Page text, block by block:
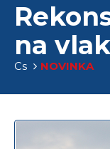
na
Cs NOVINKA